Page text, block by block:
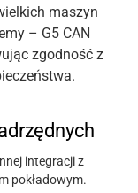
maszyn
– G5 CAN
zgodność z
integracji z
pokładowym.